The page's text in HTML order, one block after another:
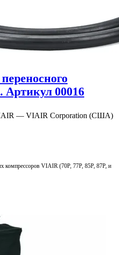
Артикул 00016
— VIAIR Corporation (США)
компрессоров VIAIR (70P, 77P, 85P, 87P, и